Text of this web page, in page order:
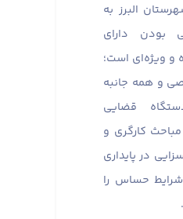
البرز به
بودن دارای
و ویژه‌ای است؛
و همه جانبه
قضایی
کارگری و
در پایداری
حساس را